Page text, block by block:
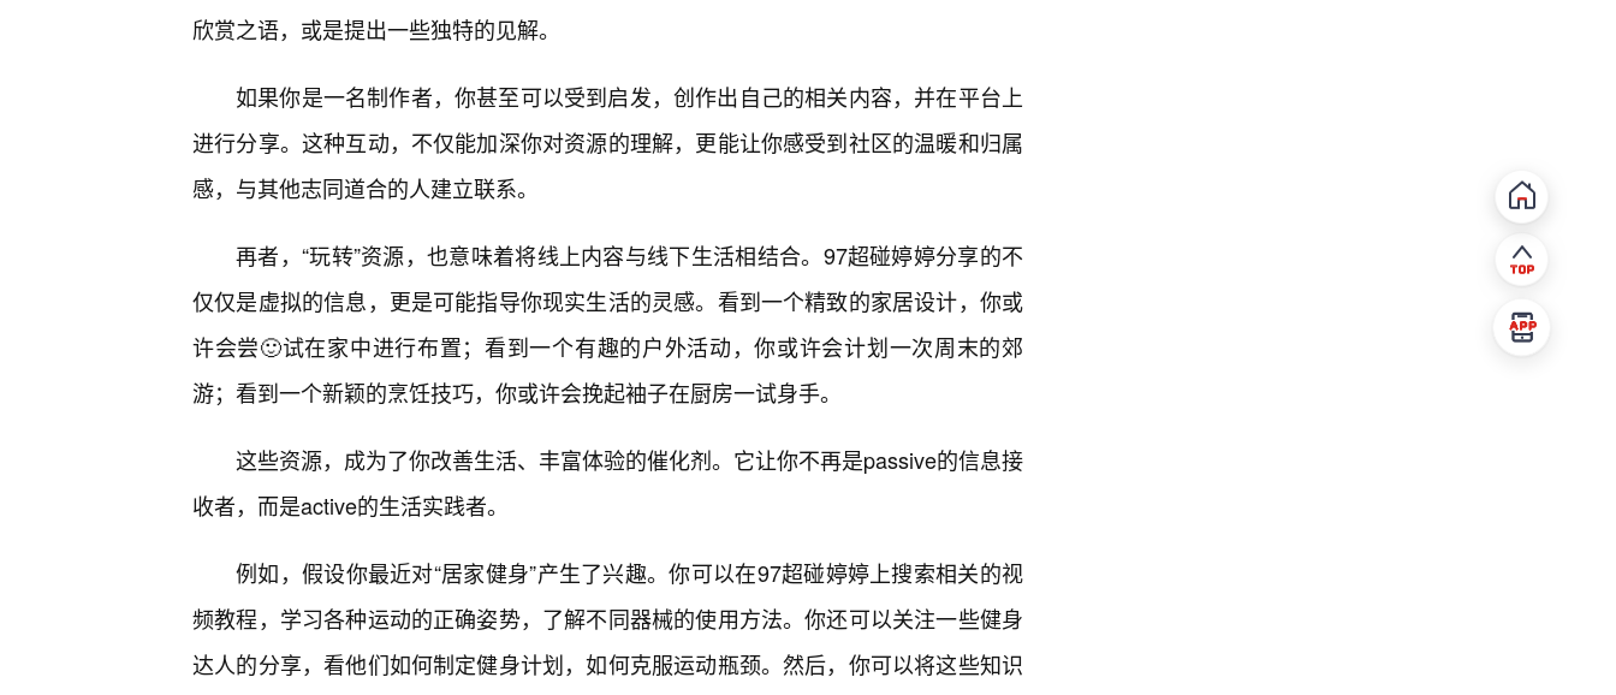
欣赏之语，或是提出一些独特的见解。
如果你是一名制作者，你甚至可以受到启发，创作出自己的相关内容，并在平台上
进行分享。这种互动，不仅能加深你对资源的理解，更能让你感受到社区的温暖和归属
感，与其他志同道合的人建立联系。
再者，“玩转”资源，也意味着将线上内容与线下生活相结合。97超碰婷婷分享的不
仅仅是虚拟的信息，更是可能指导你现实生活的灵感。看到一个精致的家居设计，你或
许会尝🙂试在家中进行布置；看到一个有趣的户外活动，你或许会计划一次周末的郊
游；看到一个新颖的烹饪技巧，你或许会挽起袖子在厨房一试身手。
这些资源，成为了你改善生活、丰富体验的催化剂。它让你不再是passive的信息接
收者，而是active的生活实践者。
例如，假设你最近对“居家健身”产生了兴趣。你可以在97超碰婷婷上搜索相关的视
频教程，学习各种运动的正确姿势，了解不同器械的使用方法。你还可以关注一些健身
达人的分享，看他们如何制定健身计划，如何克服运动瓶颈。然后，你可以将这些知识